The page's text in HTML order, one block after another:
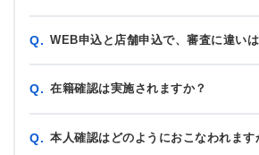
Q. WEB申込と店舗申込で、審査に違い
Q. 在籍確認は実施されますか？
Q. 本人確認はどのようにおこなわれます